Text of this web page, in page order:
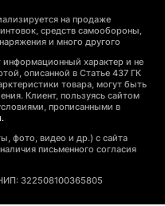
на продаже
средств самообороны,
и много другого
характер и не
описанной в Статье 437 ГК
товара, могут быть
Клиент, пользуясь сайтом
прописанными в
фото, видео и др.) с сайта
письменного согласия
322508100365805